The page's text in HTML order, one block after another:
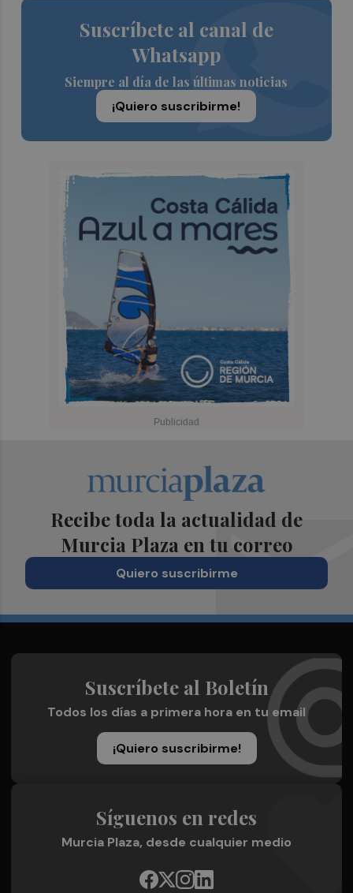
Suscríbete al canal de
Whatsapp
Siempre al día de las últimas noticias
¡Quiero suscribirme!
Recibe toda la actualidad de
Murcia Plaza en tu correo
Quiero suscribirme
Suscríbete al Boletín
Todos los días a primera hora en tu email
¡Quiero suscribirme!
Síguenos en redes
Murcia Plaza, desde cualquier medio